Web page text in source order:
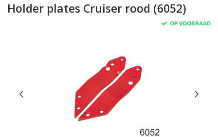
Holder plates Cruiser rood (6052)
OP VOORRAAD